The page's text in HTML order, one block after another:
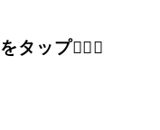
ップ👇🏻✨️